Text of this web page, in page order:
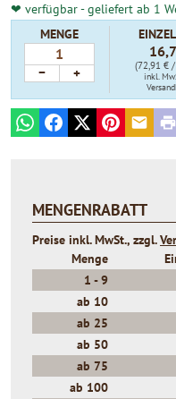
❤ verfügbar - geliefert ab 1
MENGE
− + (72,91 €
inkl.
WhatsAppFacebook
X PinterestE-mail
MENGENRABATT
Preise inkl. MwSt., zzgl.
Menge
1 -9
ab 10
ab 25
ab 50
ab 75
ab 100